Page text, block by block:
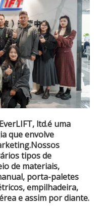
ltd.é uma
que envolve
tipos de
de materiais,
porta-paletes
empilhadeira,
e assim por diante.